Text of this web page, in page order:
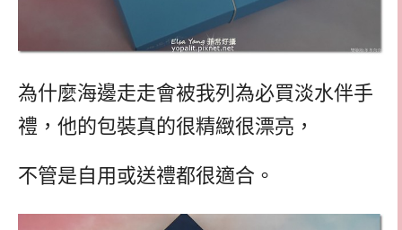
為什麼海邊走走會被我列為必買淡水伴手
禮，他的包裝真的很精緻很漂亮，
不管是自用或送禮都很適合。